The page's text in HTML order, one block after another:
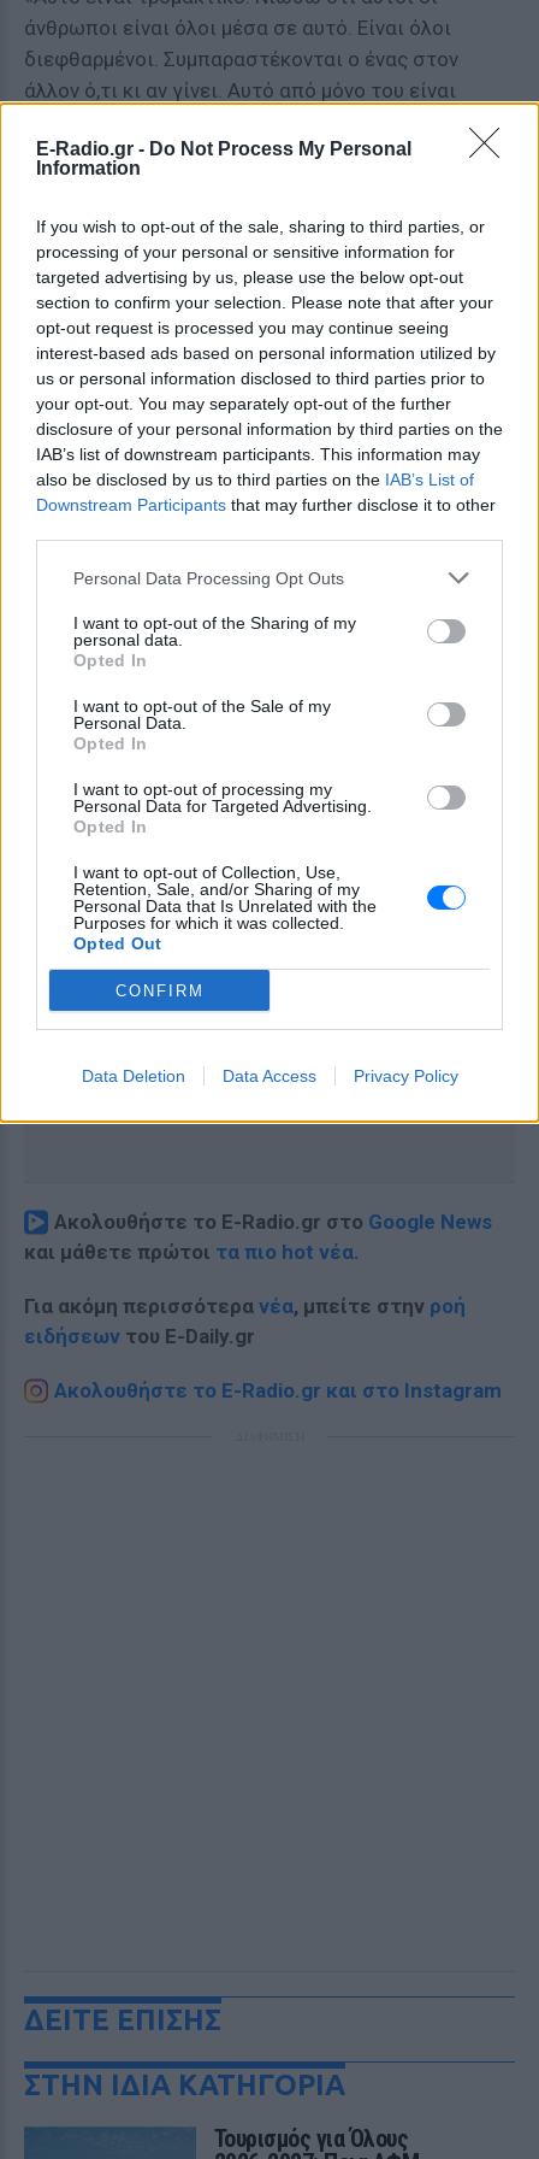
E-Radio.gr - Do Not Process My Personal
Information
If you wish to opt-out of the sale, sharing to third parties, or
processing of your personal or sensitive information for
targeted advertising by us, please use the below opt-out
section to confirm your selection. Please note that after your
opt-out request is processed you may continue seeing
interest-based ads based on personal information utilized by
us or personal information disclosed to third parties prior to
your opt-out. You may separately opt-out of the further
disclosure of your personal information by third parties on the
IAB’s list of downstream participants. This information may
also be disclosed by us to third parties on the IAB’s List of
Downstream Participants that may further disclose it to other
Personal Data Processing Opt Outs
I want to opt-out of the Sharing of my
personal data.
Opted In
I want to opt-out of the Sale of my
Personal Data.
Opted In
I want to opt-out of processing my
Personal Data for Targeted Advertising.
Opted In
I want to opt-out of Collection, Use,
Retention, Sale, and/or Sharing of my
Personal Data that Is Unrelated with the
Purposes for which it was collected.
Opted Out
CONFIRM
Data Deletion Data Access Privacy Policy
άνθρωποι είναι όλοι μέσα σε αυτό. Είναι όλοι
διεφθαρμένοι. Συμπαραστέκονται ο ένας στον
άλλον ό,τι κι αν γίνει. Αυτό από μόνο του είναι
Η Μισέλ Τέιλορ δηλώνει συγκλονισμένη από τα όσα
Βρετανούς γονείς ότι τα παιδιά τους μπορεί να
πάθουν τα ίδια με τον Τζέιμς εάν επισκεφθούν το
νησί.
«Θέλω να στείλω αυτό το μήνυμα ότι αυτό είναι
απαράδεκτο και αυτό συμβαίνει στα παιδιά μας.
Είμαι μητέρα και κάθε μητέρα θα το αισθανθεί αυτό
εάν συμβεί αυτό στον δικό τους γιο όταν πάει για
διακοπές στην Ζάκυνθο. Δεν θα έπρεπε να
ανησυχείς εάν μπορεί να ξυλοκοπηθούν από
μπράβους».
Ακολουθήστε το E-Radio.gr στο Google News
και μάθετε πρώτοι τα πιο hot νέα.
Για ακόμη περισσότερα νέα, μπείτε στην ροή
ειδήσεων του E-Daily.gr
Ακολουθήστε το E-Radio.gr και στο Instagram
ΔΕΙΤΕ ΕΠΙΣΗΣ
ΣΤΗΝ ΙΔΙΑ ΚΑΤΗΓΟΡΙΑ
Τουρισμός για Όλους